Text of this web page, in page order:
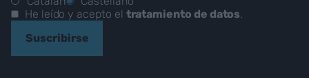
He leído y acepto el tratamiento de datos.
Suscribirse